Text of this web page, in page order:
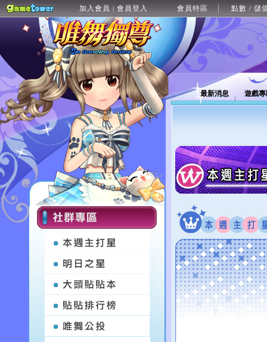
加入會員 | 會員登入 會員特區 點數 / 儲
最新消息 遊戲